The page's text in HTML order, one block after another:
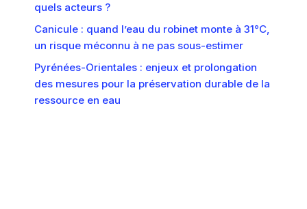
quels acteurs ?
Canicule : quand l’eau du robinet monte à 31°C,
un risque méconnu à ne pas sous-estimer
Pyrénées-Orientales : enjeux et prolongation
des mesures pour la préservation durable de la
ressource en eau